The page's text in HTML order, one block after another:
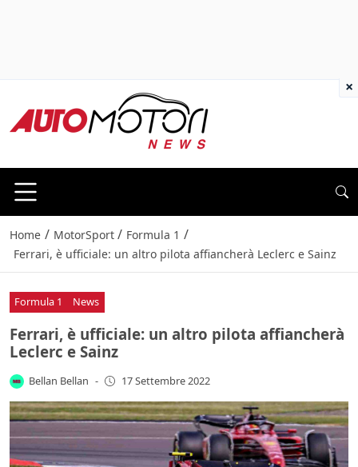
Home / MotorSport / Formula 1 /
Ferrari, è ufficiale: un altro pilota affiancherà Leclerc e Sainz
Formula 1 News
Ferrari, è ufficiale: un altro pilota affiancherà
Leclerc e Sainz
Bellan Bellan - 17 Settembre 2022
×